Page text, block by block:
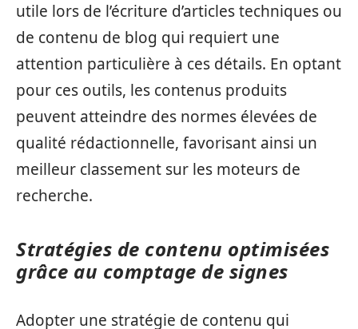
utile lors de l’écriture d’articles techniques ou
de contenu de blog qui requiert une
attention particulière à ces détails. En optant
pour ces outils, les contenus produits
peuvent atteindre des normes élevées de
qualité rédactionnelle, favorisant ainsi un
meilleur classement sur les moteurs de
recherche.
Stratégies de contenu optimisées
grâce au comptage de signes
Adopter une stratégie de contenu qui